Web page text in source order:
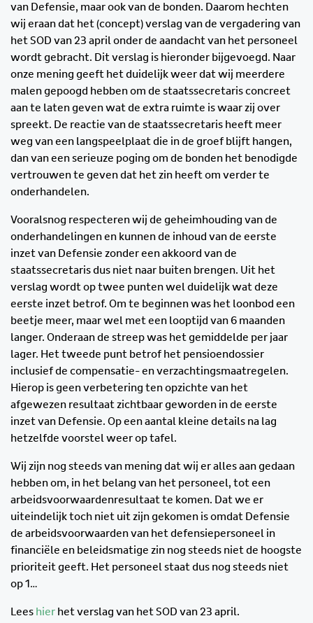
van Defensie, maar ook van de bonden. Daarom hechten
wij eraan dat het (concept) verslag van de vergadering van
het SOD van 23 april onder de aandacht van het personeel
wordt gebracht. Dit verslag is hieronder bijgevoegd. Naar
onze mening geeft het duidelijk weer dat wij meerdere
malen gepoogd hebben om de staatssecretaris concreet
aan te laten geven wat de extra ruimte is waar zij over
spreekt. De reactie van de staatssecretaris heeft meer
weg van een langspeelplaat die in de groef blijft hangen,
dan van een serieuze poging om de bonden het benodigde
vertrouwen te geven dat het zin heeft om verder te
onderhandelen.
Vooralsnog respecteren wij de geheimhouding van de
onderhandelingen en kunnen de inhoud van de eerste
inzet van Defensie zonder een akkoord van de
staatssecretaris dus niet naar buiten brengen. Uit het
verslag wordt op twee punten wel duidelijk wat deze
eerste inzet betrof. Om te beginnen was het loonbod een
beetje meer, maar wel met een looptijd van 6 maanden
langer. Onderaan de streep was het gemiddelde per jaar
lager. Het tweede punt betrof het pensioendossier
inclusief de compensatie- en verzachtingsmaatregelen.
Hierop is geen verbetering ten opzichte van het
afgewezen resultaat zichtbaar geworden in de eerste
inzet van Defensie. Op een aantal kleine details na lag
hetzelfde voorstel weer op tafel.
Wij zijn nog steeds van mening dat wij er alles aan gedaan
hebben om, in het belang van het personeel, tot een
arbeidsvoorwaardenresultaat te komen. Dat we er
uiteindelijk toch niet uit zijn gekomen is omdat Defensie
de arbeidsvoorwaarden van het defensiepersoneel in
financiële en beleidsmatige zin nog steeds niet de hoogste
prioriteit geeft. Het personeel staat dus nog steeds niet
op 1…
Lees hier het verslag van het SOD van 23 april.